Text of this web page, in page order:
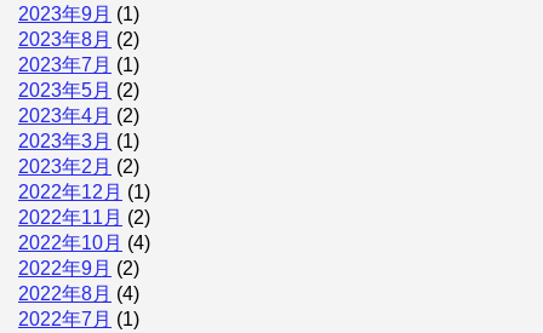
2023年9月 (1)
2023年8月 (2)
2023年7月 (1)
2023年5月 (2)
2023年4月 (2)
2023年3月 (1)
2023年2月 (2)
2022年12月 (1)
2022年11月 (2)
2022年10月 (4)
2022年9月 (2)
2022年8月 (4)
2022年7月 (1)